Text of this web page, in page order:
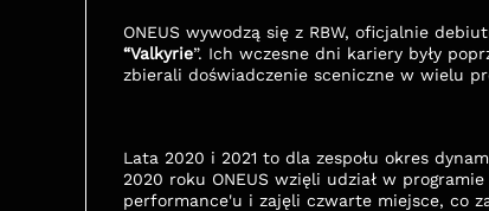
ONEUS wywodzą się z RBW, oficjalnie
“Valkyrie”. Ich wczesne dni kariery były
zbierali doświadczenie sceniczne w wielu
Lata 2020 i 2021 to dla zespołu okres
2020 roku ONEUS wzięli udział w programie
performance'u i zajęli czwarte miejsce, co